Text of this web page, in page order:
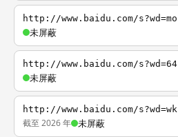
http://www.baidu.com/s?wd=mo
未屏蔽
http://www.baidu.com/s?wd=64
未屏蔽
http://www.baidu.com/s?wd=wk
截至 2026 年 未屏蔽